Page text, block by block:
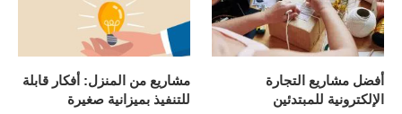
أفضل مشاريع التجارة
الإلكترونية للمبتدئين
مشاريع من المنزل: أفكار قابلة
للتنفيذ بميزانية صغيرة